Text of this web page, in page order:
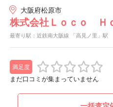
大阪府松原市
株式会社Ｌｏｃｏ Ｈ
最寄り駅：近鉄南大阪線 「高見ノ里」駅
満足度
まだ口コミが集まっていません